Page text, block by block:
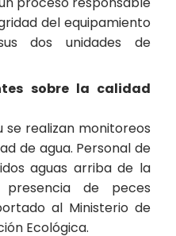
del equipamiento
dos unidades de
sobre la calidad
se realizan monitoreos
de agua. Personal de
aguas arriba de la
de peces
al Ministerio de
Ecológica.